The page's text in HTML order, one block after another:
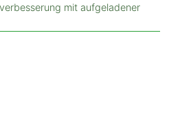
mit aufgeladener